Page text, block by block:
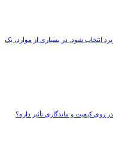
انتخاب شود. در بسیاری از موارد، یک
کیفیت و ماندگاری تأثیر داره؟